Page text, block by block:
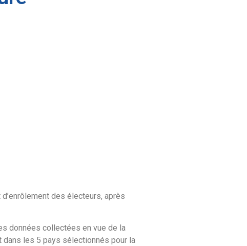
des électeurs, après
données collectées en vue de la
dans les 5 pays sélectionnés pour la